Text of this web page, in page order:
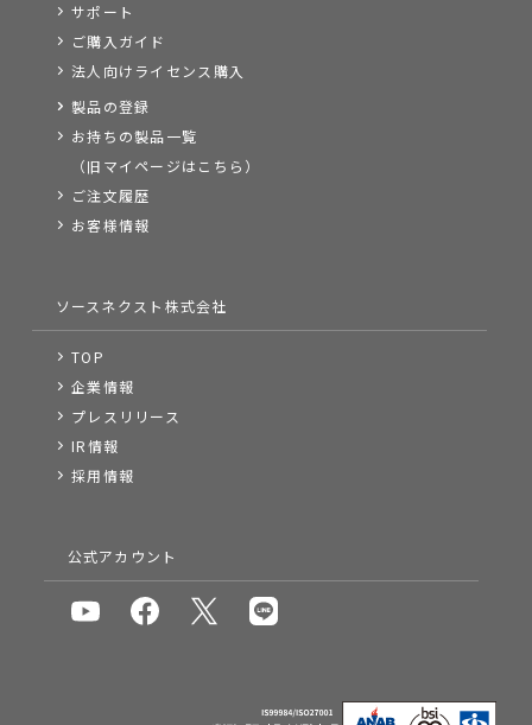
サポート
ご購入ガイド
法人向けライセンス購入
製品の登録
お持ちの製品一覧
（旧マイページはこちら）
ご注文履歴
お客様情報
ソースネクスト株式会社
TOP
企業情報
プレスリリース
IR情報
採用情報
公式アカウント